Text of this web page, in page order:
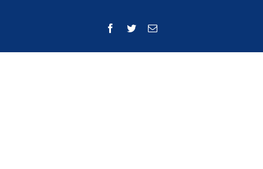
Facebook
TwitterCorreo